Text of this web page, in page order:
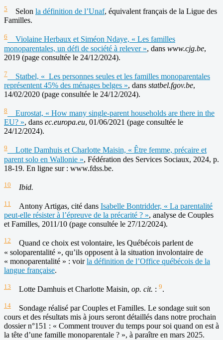
5 Selon la définition de l’Unaf, équivalent français de la Ligue des
Familles.
6
Violaine Herbaux et Siméon Ndaye, « Les familles
monoparentales, un défi de société à relever », dans www.cjg.be,
2019 (page consultée le 24/12/2024).
7
Statbel, « Les personnes seules et les familles monoparentales
représentent 45% des ménages belges », dans statbel.fgov.be,
14/02/2020 (page consultée le 24/12/2024).
8
Eurostat, « How many single-parent households are there in the
EU? », dans ec.europa.eu, 01/06/2021 (page consultée le
24/12/2024).
9
Lotte Damhuis et Charlotte Maisin, « Être femme, précaire et
parent solo en Wallonie », Fédération des Services Sociaux, 2024, p.
18-19. En ligne sur : www.fdss.be.
10 Ibid.
11 Antony Artigas, cité dans Isabelle Bontridder, « La parentalité
peut-elle résister à l’épreuve de la précarité ? », analyse de Couples
et Familles, 2011/10 (page consultée le 27/12/2024).
12
Quand ce choix est volontaire, les Québécois parlent de
« soloparentalité », qu’ils opposent à la situation involontaire de
« monoparentalité » : voirla définition de l’Office québécois de la
langue française.
13 Lotte Damhuis et Charlotte Maisin, op. cit. : 9.
14 Sondage réalisé par Couples et Familles. Le sondage suit son
cours et des résultats mis à jours seront détaillés dans notre prochain
dossier n°151 : « Comment trouver du temps pour soi quand on est à
la tête d’une famille monoparentale ? », à paraître en mars 2025.